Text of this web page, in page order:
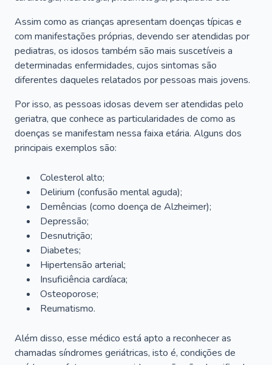
Assim como as crianças apresentam doenças típicas e
com manifestações próprias, devendo ser atendidas por
pediatras, os idosos também são mais suscetíveis a
determinadas enfermidades, cujos sintomas são
diferentes daqueles relatados por pessoas mais jovens.
Por isso, as pessoas idosas devem ser atendidas pelo
geriatra, que conhece as particularidades de como as
doenças se manifestam nessa faixa etária. Alguns dos
principais exemplos são:
Colesterol alto;
Delirium (confusão mental aguda);
Demências (como doença de Alzheimer);
Depressão;
Desnutrição;
Diabetes;
Hipertensão arterial;
Insuficiência cardíaca;
Osteoporose;
Reumatismo.
Além disso, esse médico está apto a reconhecer as
chamadas síndromes geriátricas, isto é, condições de